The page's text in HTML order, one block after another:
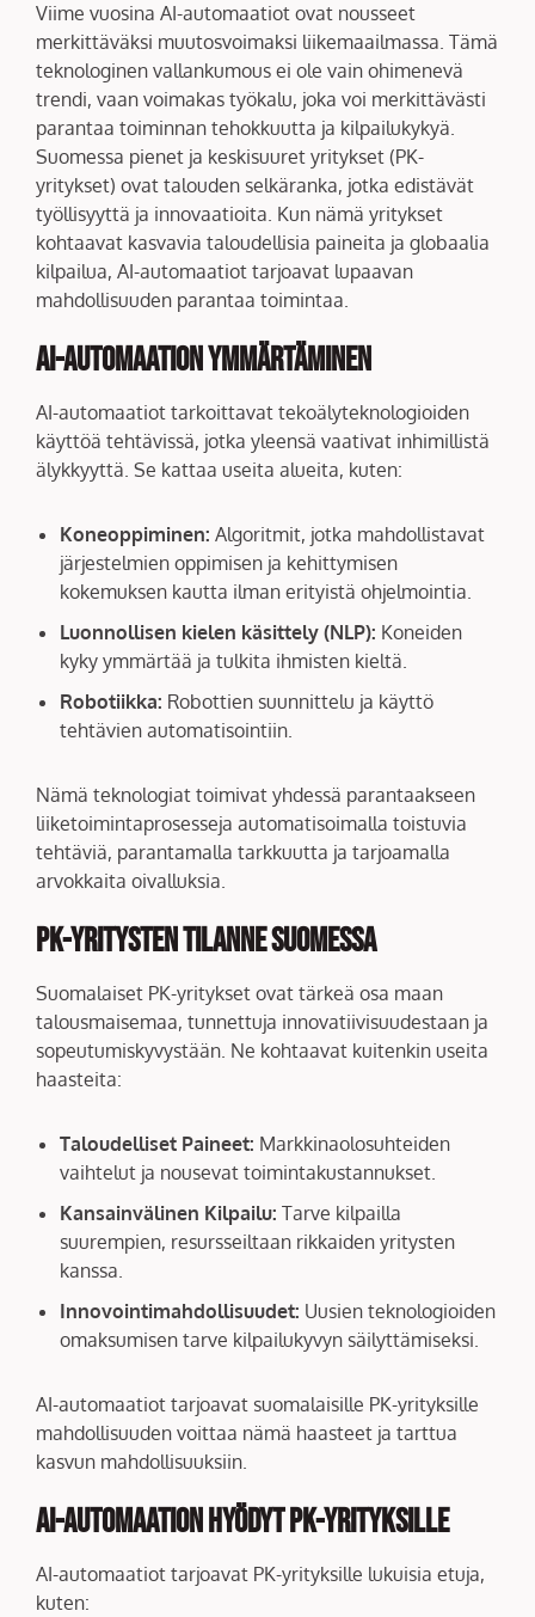
Viime vuosina AI-automaatiot ovat nousseet
merkittäväksi muutosvoimaksi liikemaailmassa. Tämä
teknologinen vallankumous ei ole vain ohimenevä
trendi, vaan voimakas työkalu, joka voi merkittävästi
parantaa toiminnan tehokkuutta ja kilpailukykyä.
Suomessa pienet ja keskisuuret yritykset (PK-
yritykset) ovat talouden selkäranka, jotka edistävät
työllisyyttä ja innovaatioita. Kun nämä yritykset
kohtaavat kasvavia taloudellisia paineita ja globaalia
kilpailua, AI-automaatiot tarjoavat lupaavan
mahdollisuuden parantaa toimintaa.
AI-automaation Ymmärtäminen
AI-automaatiot tarkoittavat tekoälyteknologioiden
käyttöä tehtävissä, jotka yleensä vaativat inhimillistä
älykkyyttä. Se kattaa useita alueita, kuten:
Koneoppiminen: Algoritmit, jotka mahdollistavat
järjestelmien oppimisen ja kehittymisen
kokemuksen kautta ilman erityistä ohjelmointia.
Luonnollisen kielen käsittely (NLP): Koneiden
kyky ymmärtää ja tulkita ihmisten kieltä.
Robotiikka: Robottien suunnittelu ja käyttö
tehtävien automatisointiin.
Nämä teknologiat toimivat yhdessä parantaakseen
liiketoimintaprosesseja automatisoimalla toistuvia
tehtäviä, parantamalla tarkkuutta ja tarjoamalla
arvokkaita oivalluksia.
PK-yritysten Tilanne Suomessa
Suomalaiset PK-yritykset ovat tärkeä osa maan
talousmaisemaa, tunnettuja innovatiivisuudestaan ja
sopeutumiskyvystään. Ne kohtaavat kuitenkin useita
haasteita:
Taloudelliset Paineet: Markkinaolosuhteiden
vaihtelut ja nousevat toimintakustannukset.
Kansainvälinen Kilpailu: Tarve kilpailla
suurempien, resursseiltaan rikkaiden yritysten
kanssa.
Innovointimahdollisuudet: Uusien teknologioiden
omaksumisen tarve kilpailukyvyn säilyttämiseksi.
AI-automaatiot tarjoavat suomalaisille PK-yrityksille
mahdollisuuden voittaa nämä haasteet ja tarttua
kasvun mahdollisuuksiin.
AI-automaation Hyödyt PK-yrityksille
AI-automaatiot tarjoavat PK-yrityksille lukuisia etuja,
kuten: